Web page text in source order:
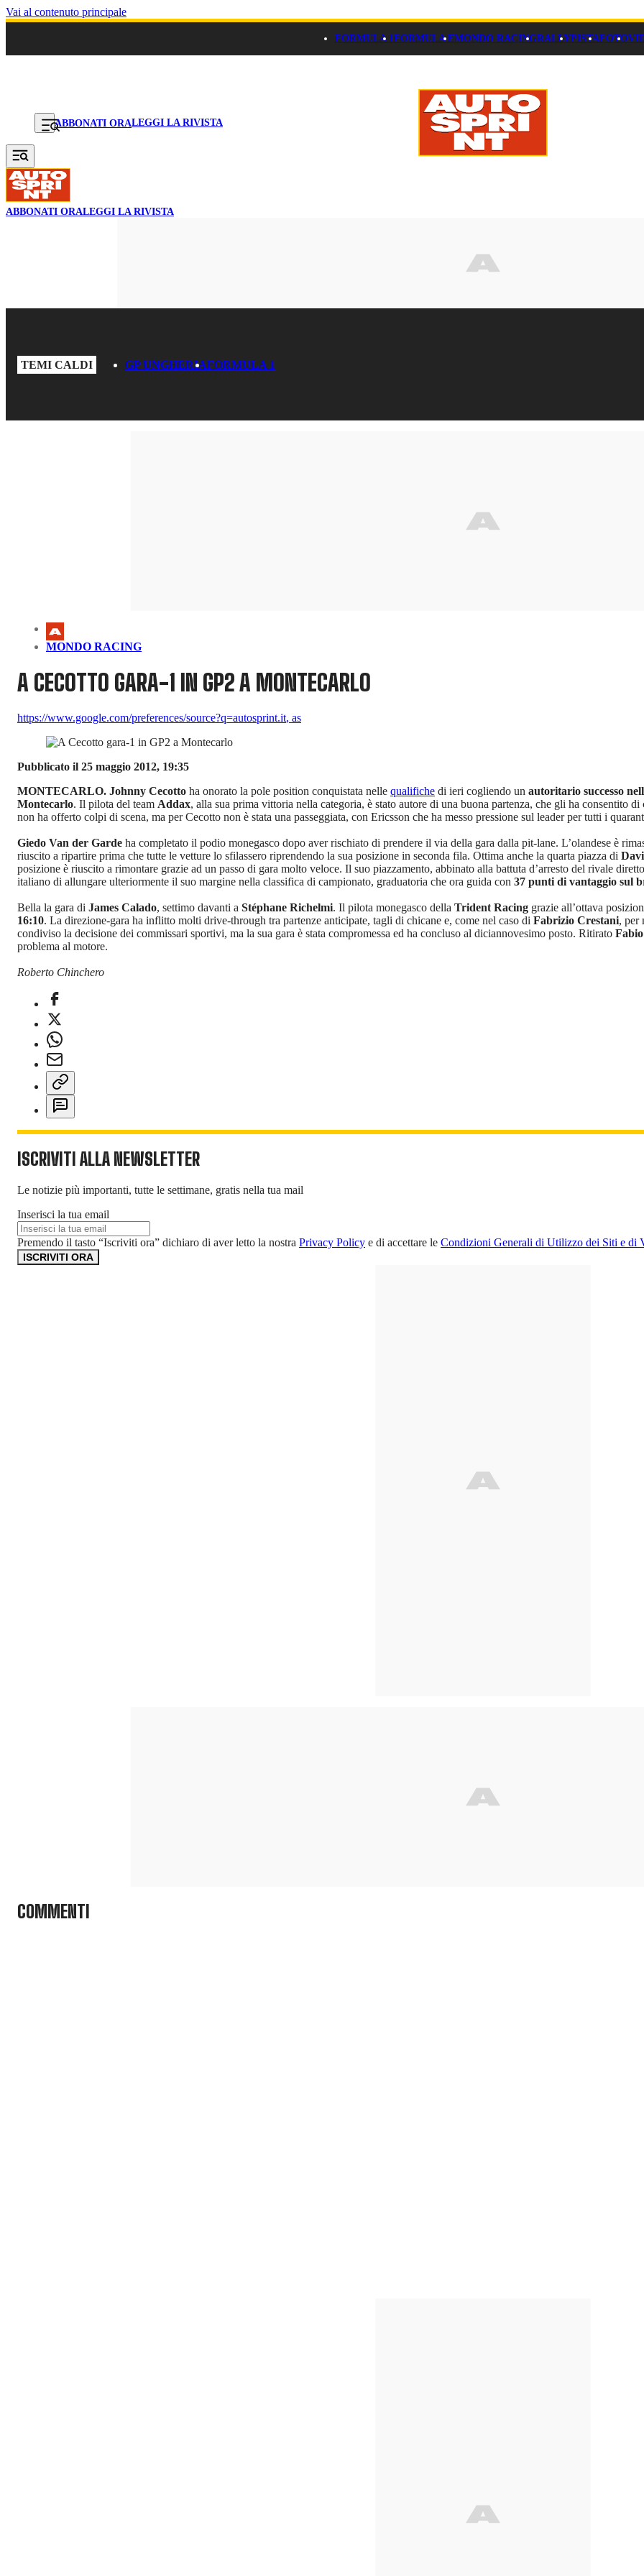
Vai al contenuto principale
FORMULA 1FORMULA EMONDO RACINGRALLYPISTAFOTO
ABBONATI ORALEGGI LA RIVISTA
ABBONATI ORALEGGI LA RIVISTA
TEMI CALDI GP UNGHERIAFORMULA 1
MONDO RACING
A CECOTTO GARA-1 IN GP2 A MONTECARLO
https://www.google.com/preferences/source?q=autosprint.it, as
Pubblicato il 25 maggio 2012, 19:35
MONTECARLO. Johnny Cecotto ha onorato la pole position conquistata nelle qualifiche di ieri cogliendo un autoritario successo
Montecarlo. Il pilota del team Addax, alla sua prima vittoria nella categoria, è stato autore di una buona partenza, che gli ha consentito
non ha offerto colpi di scena, ma per Cecotto non è stata una passeggiata, con Ericsson che ha messo pressione sul leader per tutti i
Giedo Van der Garde ha completato il podio monegasco dopo aver rischiato di prendere il via della gara dalla pit-lane. L’olandese è
riuscito a ripartire prima che tutte le vetture lo sfilassero riprendendo la sua posizione in seconda fila. Ottima anche la quarta piazza di
posizione è riuscito a rimontare grazie ad un passo di gara molto veloce. Il suo piazzamento, abbinato alla battuta d’arresto del rivale
italiano di allungare ulteriormente il suo margine nella classifica di campionato, graduatoria che ora guida con 37 punti di vantaggio sul
Bella la gara di James Calado, settimo davanti a Stéphane Richelmi. Il pilota monegasco della Trident Racing grazie all’ottava
16:10. La direzione-gara ha inflitto molti drive-through tra partenze anticipate, tagli di chicane e, come nel caso di Fabrizio Crestani, per
condiviso la decisione dei commissari sportivi, ma la sua gara è stata compromessa ed ha concluso al diciannovesimo posto. Ritirato
problema al motore.
Roberto Chinchero
ISCRIVITI ALLA NEWSLETTER
Le notizie più importanti, tutte le settimane, gratis nella tua mail
Inserisci la tua email
Premendo il tasto “Iscriviti ora” dichiaro di aver letto la nostra Privacy Policy e di accettare le Condizioni Generali di Utilizzo dei Siti e di
ISCRIVITI ORA
COMMENTI